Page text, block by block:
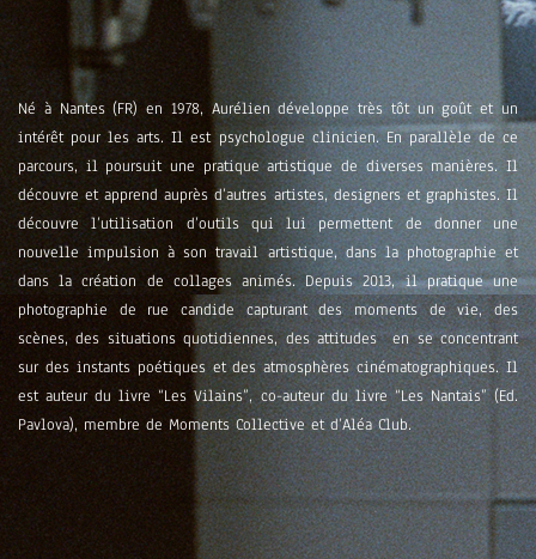
Né à Nantes (FR) en 1978, Aurélien développe très tôt un goût et un
intérêt pour les arts. Il est psychologue clinicien. En parallèle de ce
parcours, il poursuit une pratique artistique de diverses manières. Il
découvre et apprend auprès d’autres artistes, designers et graphistes. Il
découvre l’utilisation d’outils qui lui permettent de donner une
nouvelle impulsion à son travail artistique, dans la photographie et
dans la création de collages animés. Depuis 2013, il pratique une
photographie de rue candide capturant des moments de vie, des
scènes, des situations quotidiennes, des attitudes en se concentrant
sur des instants poétiques et des atmosphères cinématographiques. Il
est auteur du livre “Les Vilains”, co-auteur du livre “Les Nantais” (Ed.
Pavlova), membre de Moments Collective et d’Aléa Club.